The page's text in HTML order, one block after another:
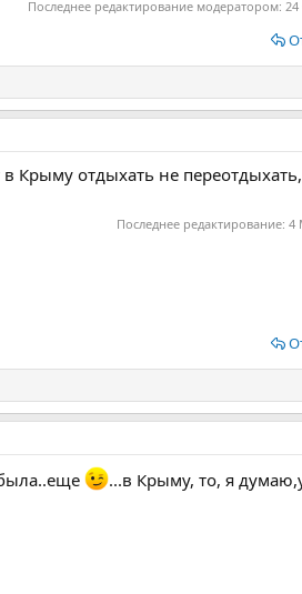
Последнее редактирование модератором:
Крыму отдыхать не переотдыхать,
Последнее редактирование: 4
...в Крыму, то, я